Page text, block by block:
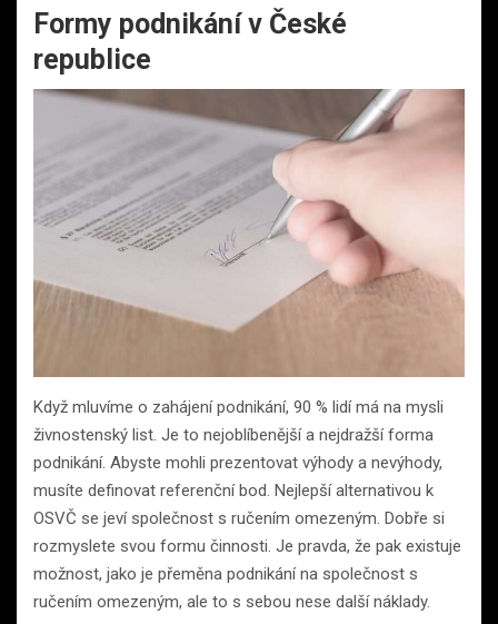
Formy podnikání v České
republice
Když mluvíme o zahájení podnikání, 90 % lidí má na mysli
živnostenský list. Je to nejoblíbenější a nejdražší forma
podnikání. Abyste mohli prezentovat výhody a nevýhody,
musíte definovat referenční bod. Nejlepší alternativou k
OSVČ se jeví společnost s ručením omezeným. Dobře si
rozmyslete svou formu činnosti. Je pravda, že pak existuje
možnost, jako je přeměna podnikání na společnost s
ručením omezeným, ale to s sebou nese další náklady.